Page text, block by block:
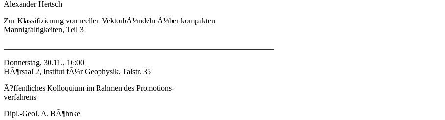
Alexander Hertsch
Zur Klassifizierung von reellen VektorbÃ¼ndeln Ã¼ber kompakten
Mannigfaltigkeiten, Teil 3
Donnerstag, 30.11., 16:00
HÃ¶rsaal 2, Institut fÃ¼r Geophysik, Talstr. 35
Ã?ffentliches Kolloquium im Rahmen des Promotions-
verfahrens
Dipl.-Geol. A. BÃ¶hnke